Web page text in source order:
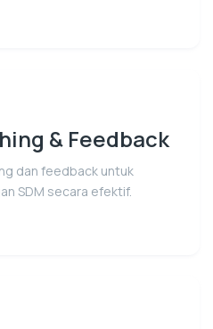
& Feedback
dan feedback untuk
SDM secara efektif.